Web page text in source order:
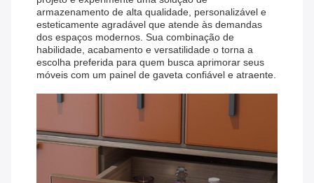
armazenamento de alta qualidade, personalizável e
esteticamente agradável que atende às demandas
dos espaços modernos. Sua combinação de
habilidade, acabamento e versatilidade o torna a
escolha preferida para quem busca aprimorar seus
móveis com um painel de gaveta confiável e atraente.